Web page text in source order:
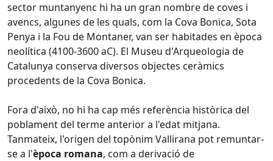
sector muntanyenc hi ha un gran nombre de coves i
avencs, algunes de les quals, com la Cova Bonica, Sota
Penya i la Fou de Montaner, van ser habitades en època
neolítica (4100-3600 aC). El Museu d'Arqueologia de
Catalunya conserva diversos objectes ceràmics
procedents de la Cova Bonica.
Fora d'això, no hi ha cap més referència històrica del
poblament del terme anterior a l'edat mitjana.
Tanmateix, l'origen del topònim Vallirana pot remuntar-
se a l'època romana, com a derivació de